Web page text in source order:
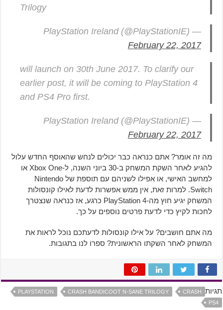
Trilogy
— PlayStation Ireland (@PlayStationIE)
February 22, 2017
will launch on 30th June 2017. To clarify our
earlier post, it will be coming to PlayStation 4
and PS4 Pro first.
— PlayStation Ireland (@PlayStationIE)
February 22, 2017
מה זה אומר? אתם כנראה כבר יכולים לנחש שהאוסף החדש עלול
להגיע לאחר השקת המשחק ב-30 ביוני השנה, ל-Xbox One או
למחשב האישי, או אפילו לשניהם עם תוספת של Nintendo
Switch. למרות זאת, אין ממש אפשרות לדעת לאילו קונסולות
המשחק יגיע חוץ מה-PlayStation 4 כרגע, אז כנראה שנצטרך
לחכות לקיץ כדי לדעת פרטים נוספים על כך.
מה אתם חושבים? על אילו קונסולות לדעתכם נוכל לראות את
המשחק לאחר השקתו הראשונית? ספרו לנו בתגובות.
תגיות CRASH
CRASH BANDICOOT N-SANE TRILOGY
PLAYSTATION
PS4